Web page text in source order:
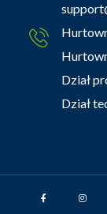
Dział
Dział